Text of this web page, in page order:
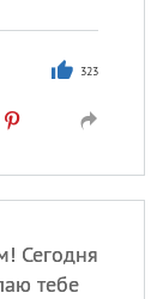
323
Сегодня
тебе
и